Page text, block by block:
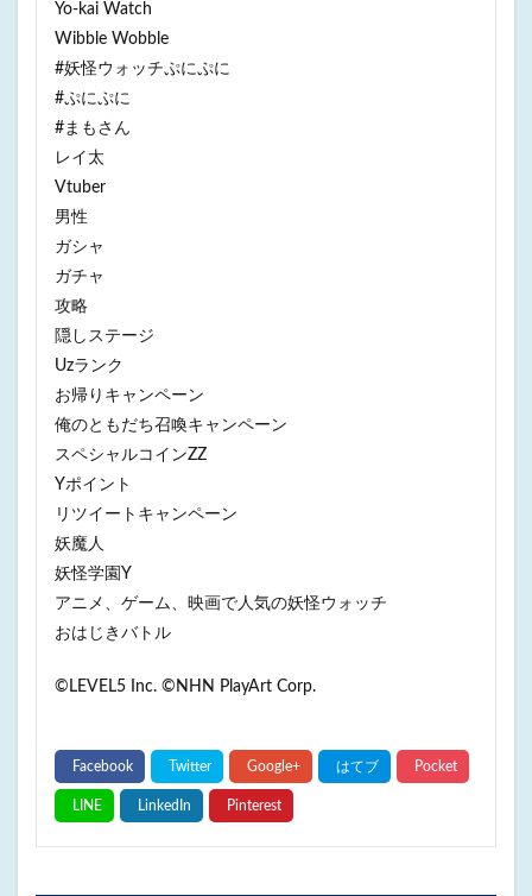
Yo-kai Watch
Wibble Wobble
#妖怪ウォッチぷにぷに
#ぷにぷに
#まもさん
レイ太
Vtuber
男性
ガシャ
ガチャ
攻略
隠しステージ
Uzランク
お帰りキャンペーン
俺のともだち召喚キャンペーン
スペシャルコインZZ
Yポイント
リツイートキャンペーン
妖魔人
妖怪学園Y
アニメ、ゲーム、映画で人気の妖怪ウォッチ
おはじきバトル
©LEVEL5 Inc. ©NHN PlayArt Corp.